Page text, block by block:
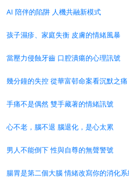
AI 陪伴的陷阱 人機共融新模式
孩子濕疹、家庭失衡 皮膚的情緒風暴
當壓力侵蝕牙齒 口腔潰瘍的心理訊號
幾分鐘的失控 從華富邨命案看沉默之痛
手痛不是偶然 雙手藏著的情緒訊號
心不老，腦不退 腦退化，是心太累
男人不能倒下 性與自尊的無聲警號
腸胃是第二個大腦 情緒改寫你的消化